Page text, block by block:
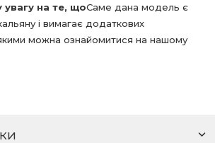
на те, щоСаме дана модель є
і вимагає додаткових
можна ознайомитися на нашому